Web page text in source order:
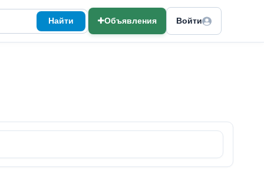
Найти Объявления Войти